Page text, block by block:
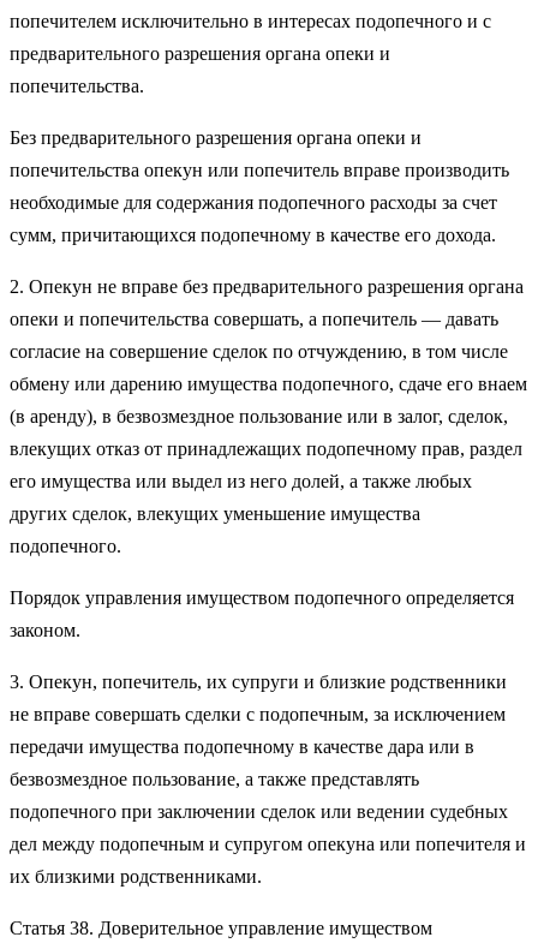
попечителем исключительно в интересах подопечного и с
предварительного разрешения органа опеки и
попечительства.
Без предварительного разрешения органа опеки и
попечительства опекун или попечитель вправе производить
необходимые для содержания подопечного расходы за счет
сумм, причитающихся подопечному в качестве его дохода.
2. Опекун не вправе без предварительного разрешения органа
опеки и попечительства совершать, а попечитель — давать
согласие на совершение сделок по отчуждению, в том числе
обмену или дарению имущества подопечного, сдаче его внаем
(в аренду), в безвозмездное пользование или в залог, сделок,
влекущих отказ от принадлежащих подопечному прав, раздел
его имущества или выдел из него долей, а также любых
других сделок, влекущих уменьшение имущества
подопечного.
Порядок управления имуществом подопечного определяется
законом.
3. Опекун, попечитель, их супруги и близкие родственники
не вправе совершать сделки с подопечным, за исключением
передачи имущества подопечному в качестве дара или в
безвозмездное пользование, а также представлять
подопечного при заключении сделок или ведении судебных
дел между подопечным и супругом опекуна или попечителя и
их близкими родственниками.
Статья 38. Доверительное управление имуществом